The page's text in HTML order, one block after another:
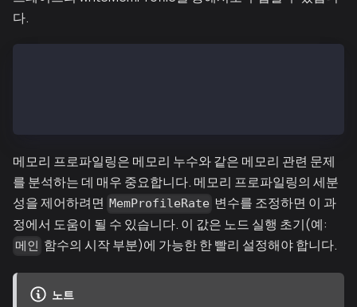
다.
메모리 프로파일링은 메모리 누수와 같은 메모리 관련 문제
를 분석하는 데 매우 중요합니다. 메모리 프로파일링의 세분
성을 제어하려면 MemProfileRate 변수를 조정하면 이 과
정에서 도움이 될 수 있습니다. 이 값은 노드 실행 초기(예:
메인 함수의 시작 부분)에 가능한 한 빨리 설정해야 합니다.
노트